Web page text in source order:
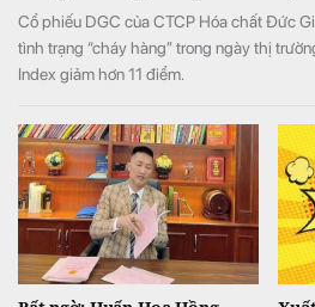
Cổ phiếu DGC của CTCP Hóa chất Đức
tình trạng “cháy hàng” trong ngày thị
Index giảm hơn 11 điểm.